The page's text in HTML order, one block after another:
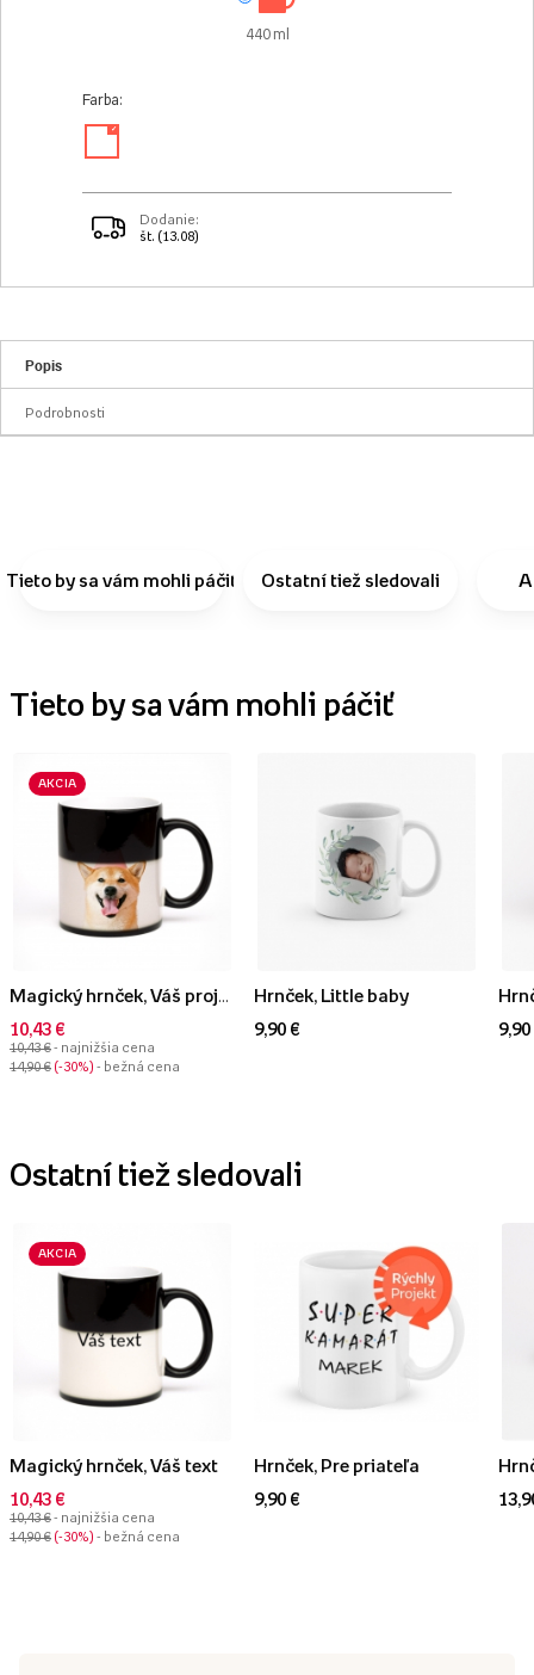
440 ml
Farba:
✓
Dodanie:
št. (13.08)
Popis
Podrobnosti
Tieto by sa vám mohli páčiť Ostatní tiež sledovali
Tieto by sa vám mohli páčiť
AKCIA
10,43 €
10,43 €- najnižšia cena
14,90 € -30% - bežná cena
Hrnček, Little baby
9,90 €
9,90
Ostatní tiež sledovali
AKCIA
Magický hrnček, Váš text
10,43 €
10,43 €- najnižšia cena
14,90 € -30% - bežná cena
Hrnček, Pre priateľa
9,90 €